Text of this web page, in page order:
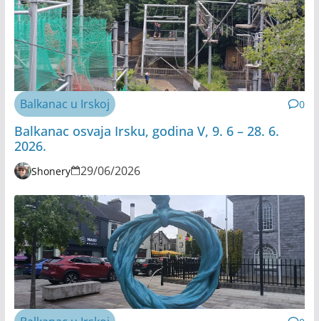
Balkanac u Irskoj 0
Balkanac osvaja Irsku, godina V, 9. 6 – 28. 6.
2026.
Shonery 29/06/2026